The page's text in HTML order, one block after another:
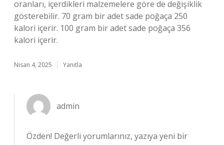
oranları, içerdikleri malzemelere göre de değişiklik
gösterebilir. 70 gram bir adet sade poğaça 250
kalori içerir. 100 gram bir adet sade poğaça 356
kalori içerir.
Nisan 4, 2025 Yanıtla
admin
Özden! Değerli yorumlarınız, yazıya yeni bir